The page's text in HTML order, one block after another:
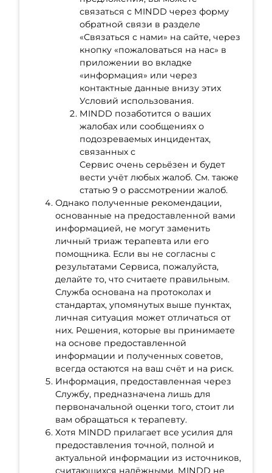
связаться с MINDD через форму
обратной связи в разделе
«Связаться с нами» на сайте, через
кнопку «пожаловаться на нас» в
приложении во вкладке
«информация» или через
контактные данные внизу этих
Условий использования.
MINDD позаботится о ваших
жалобах или сообщениях о
подозреваемых инцидентах,
связанных с
Сервис очень серьёзен и будет
вести учёт любых жалоб. См. также
статью 9 о рассмотрении жалоб.
Однако полученные рекомендации,
основанные на предоставленной вами
информацией, не могут заменить
личный триаж терапевта или его
помощника. Если вы не согласны с
результатами Сервиса, пожалуйста,
делайте то, что считаете правильным.
Служба основана на протоколах и
стандартах, упомянутых выше пунктах,
личная ситуация может отличаться от
них. Решения, которые вы принимаете
на основе предоставленной
информации и полученных советов,
всегда остаются на ваш счёт и на риск.
Информация, предоставленная через
Службу, предназначена лишь для
первоначальной оценки того, стоит ли
вам обращаться к терапевту.
Хотя MINDD прилагает все усилия для
предоставления точной, полной и
актуальной информации из источников,
считающихся надёжными, MINDD не